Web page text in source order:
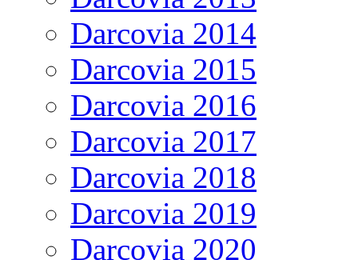
Darcovia 2014
Darcovia 2015
Darcovia 2016
Darcovia 2017
Darcovia 2018
Darcovia 2019
Darcovia 2020